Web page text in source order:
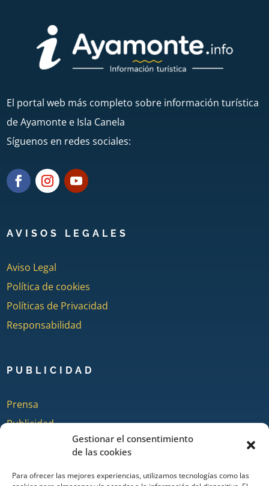
Gestionar el consentimiento
de las cookies
Para ofrecer las mejores experiencias, utilizamos tecnologías como las
El portal web más completo sobre información turística
de Ayamonte e Isla Canela
Síguenos en redes sociales:
AVISOS LEGALES
Aviso Legal
Política de cookies
Políticas de Privacidad
Responsabilidad
PUBLICIDAD
Prensa
Publicidad
Quienes somos